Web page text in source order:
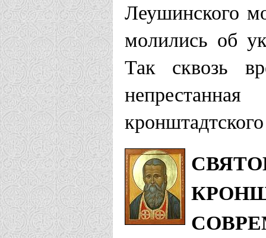
Храм
Нарвская
Храм
г. Нарва
Леушинского
молились об
Так сквозь